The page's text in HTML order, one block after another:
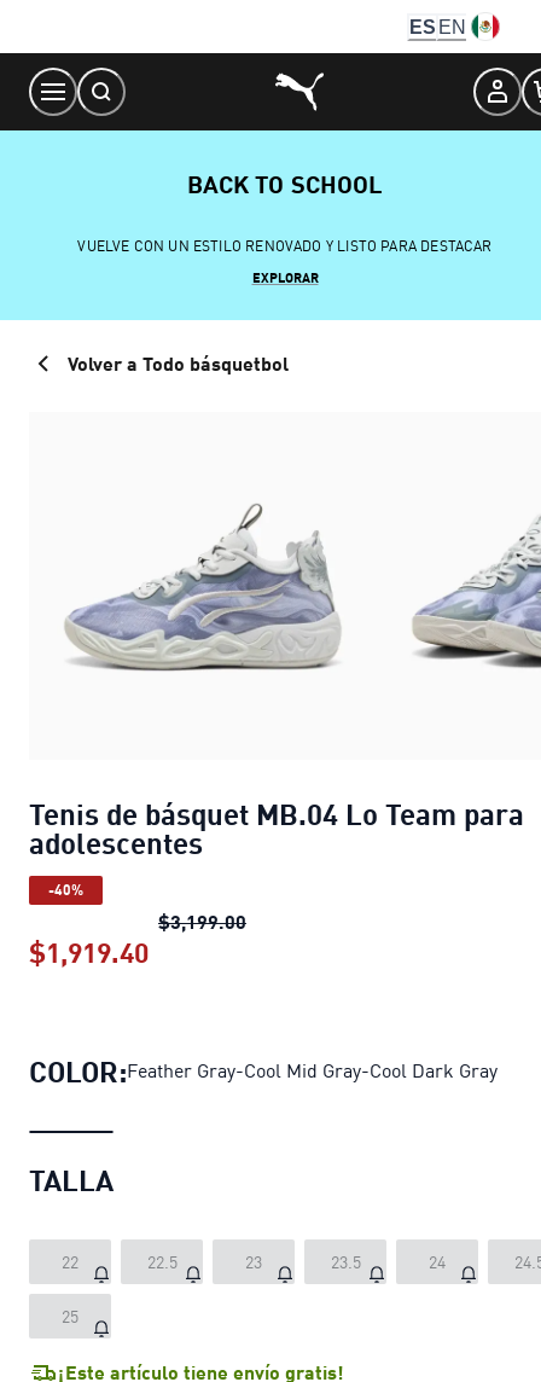
Content
ES EN
BACK TO SCHOOL
VUELVE CON UN ESTILO RENOVADO Y LISTO PARA DESTACAR
EXPLORAR
Volver a Todo básquetbol
Tenis de básquet MB.04 Lo Team para
adolescentes
-40%
$3,199.00Tenis de básquet MB.04 Lo
$1,919.40
COLOR:Feather Gray-Cool Mid Gray-Cool Dark Gray
TALLA
22 22.5 23 23.5 24
25
¡Este artículo tiene envío gratis!